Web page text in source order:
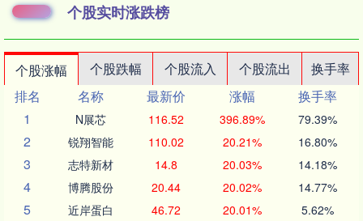
个股实时涨跌榜
个股涨幅 个股跌幅 个股流入 个股流出
换手率
排名
名称 最新价 涨幅
换手率
1
N展芯 116.52 396.89% 79.39%
2 锐翔智能 110.02 20.21% 16.80%
3 志特新材 14.8 20.03% 14.18%
4 博腾股份 20.44 20.02% 14.77%
5 近岸蛋白 46.72 20.01% 5.62%